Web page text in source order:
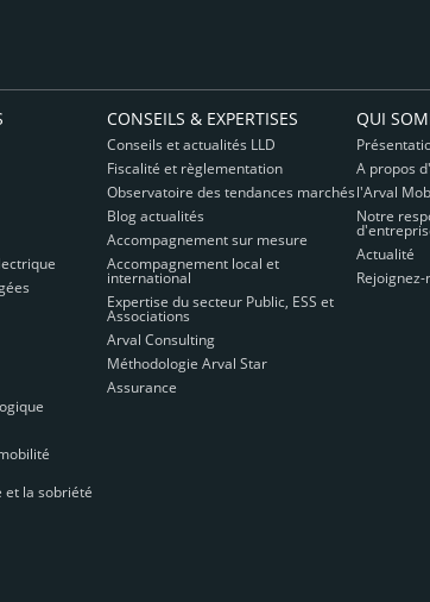
et la sobriété
CONSEILS & EXPERTISES
Conseils et actualités LLD
Fiscalité et règlementation
Observatoire des tendances marchés
Blog actualités
Accompagnement sur mesure
Accompagnement local et
international
Expertise du secteur Public, ESS et
Associations
Arval Consulting
Méthodologie Arval Star
Assurance
QUI
A propos
l'Arval
Notre
Actualité
Rejoignez-